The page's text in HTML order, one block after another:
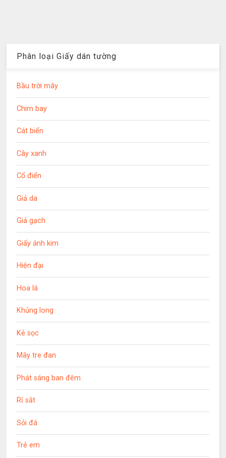
Phân loại Giấy dán tường
Bầu trời mây
Chim bay
Cát biển
Cây xanh
Cổ điển
Giả da
Giả gạch
Giấy ánh kim
Hiện đại
Hoa lá
Khủng long
Kẻ sọc
Mây tre đan
Phát sáng ban đêm
Rỉ sắt
Sỏi đá
Trẻ em